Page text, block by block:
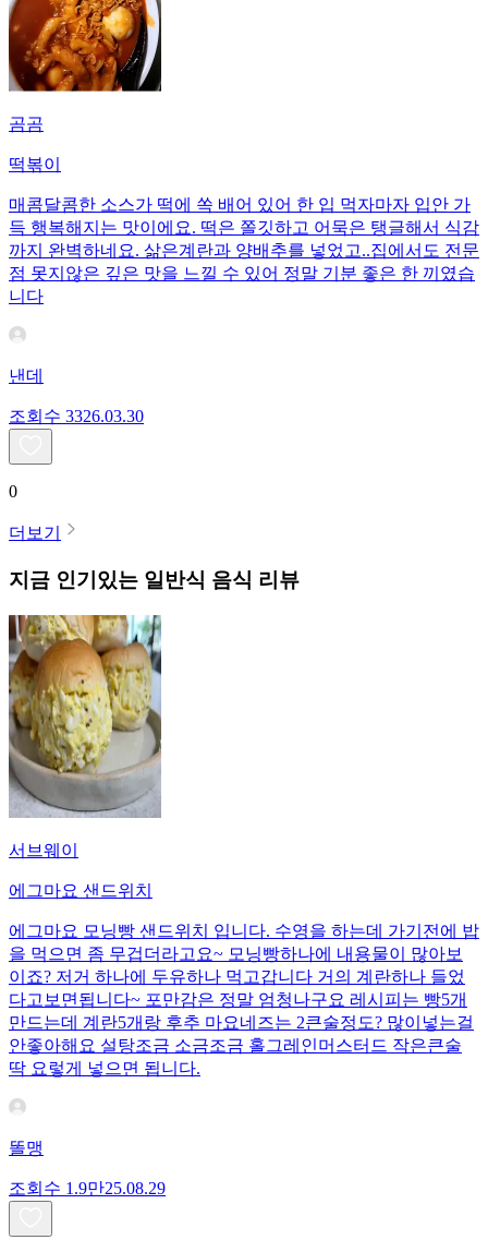
곰곰
떡볶이
매콤달콤한 소스가 떡에 쏙 배어 있어 한 입 먹자마자 입안 가
득 행복해지는 맛이에요. 떡은 쫄깃하고 어묵은 탱글해서 식감
까지 완벽하네요. 삶은계란과 양배추를 넣었고..집에서도 전문
점 못지않은 깊은 맛을 느낄 수 있어 정말 기분 좋은 한 끼였습
니다
낸데
조회수 3326.03.30
0
더보기
지금 인기있는 일반식 음식 리뷰
서브웨이
에그마요 샌드위치
에그마요 모닝빵 샌드위치 입니다. 수영을 하는데 가기전에 밥
을 먹으면 좀 무겁더라고요~ 모닝빵하나에 내용물이 많아보
이죠? 저거 하나에 두유하나 먹고갑니다 거의 계란하나 들었
다고보면됩니다~ 포만감은 정말 엄청나구요 레시피는 빵5개
만드는데 계란5개랑 후추 마요네즈는 2큰술정도? 많이넣는걸
안좋아해요 설탕조금 소금조금 홀그레인머스터드 작은큰술
딱 요렇게 넣으면 됩니다.
똘맹
조회수 1.9만25.08.29